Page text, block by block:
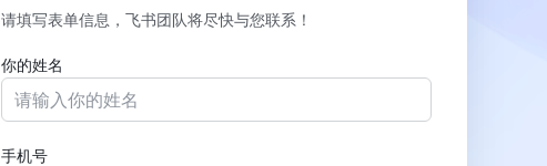
请填写表单信息，飞书团队将尽快与您联系！
你的姓名
手机号